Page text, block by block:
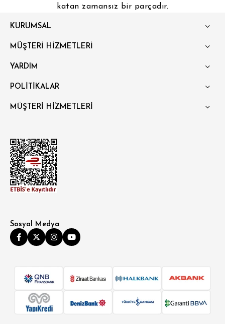
katan zamansız bir parçadır.
KURUMSAL
MÜŞTERİ HİZMETLERİ
YARDIM
POLİTİKALAR
MÜŞTERİ HİZMETLERİ
Sosyal Medya